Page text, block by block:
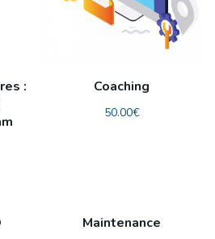
:
Coaching
50.00€
Maintenance